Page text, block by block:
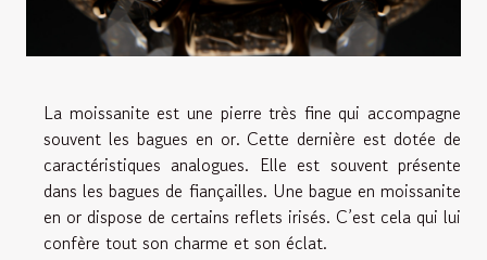
La moissanite est une pierre très fine qui accompagne
souvent les bagues en or. Cette dernière est dotée de
caractéristiques analogues. Elle est souvent présente
dans les bagues de fiançailles. Une bague en moissanite
en or dispose de certains reflets irisés. C’est cela qui lui
confère tout son charme et son éclat.